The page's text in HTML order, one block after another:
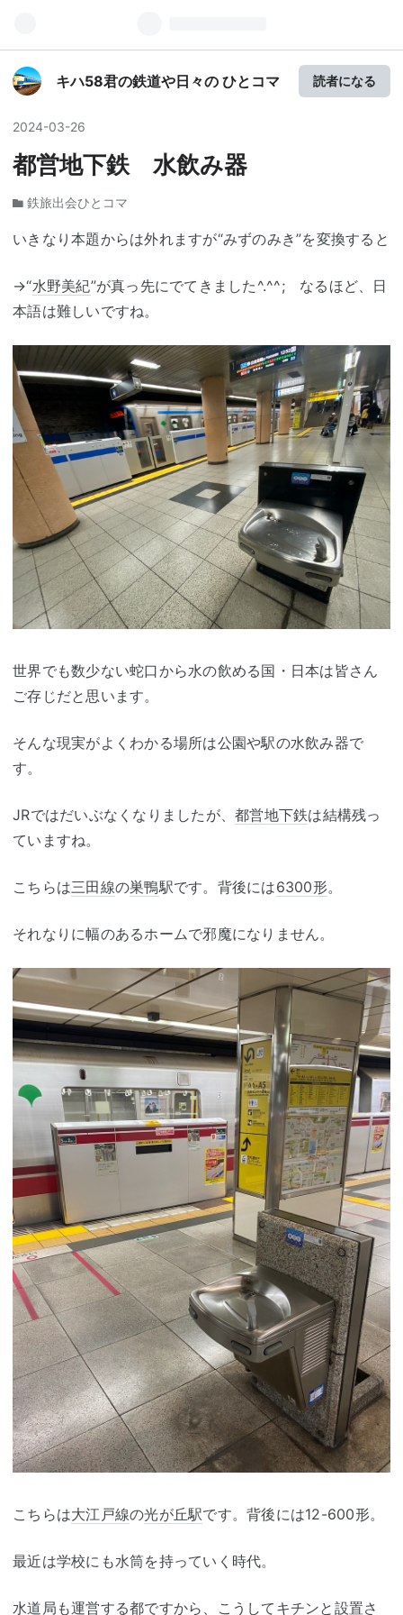
キハ58君の鉄道や日々の ひとコマ 読者になる
2024-03-26
都営地下鉄 水飲み器
鉄旅出会ひとコマ
いきなり本題からは外れますが“みずのみき”を変換すると
→“水野美紀”が真っ先にでてきました^.^^; なるほど、日
本語は難しいですね。
世界でも数少ない蛇口から水の飲める国・日本は皆さん
ご存じだと思います。
そんな現実がよくわかる場所は公園や駅の水飲み器で
す。
JRではだいぶなくなりましたが、 都営地下鉄は結構残っ
ていますね。
こちらは三田線の巣鴨駅です。背後には6300形。
それなりに幅のあるホームで邪魔になりません。
こちらは大江戸線の光が丘駅です。背後には12-600形。
最近は学校にも水筒を持っていく時代。
水道局も運営する都ですから、こうしてキチンと設置さ